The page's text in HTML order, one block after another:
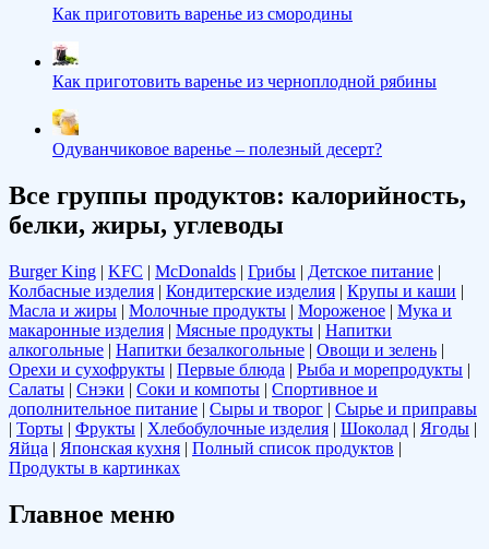
Как приготовить варенье из смородины
Как приготовить варенье из черноплодной рябины
Одуванчиковое варенье – полезный десерт?
Все группы продуктов: калорийность,
белки, жиры, углеводы
Burger King | KFC | McDonalds | Грибы | Детское питание |
Колбасные изделия | Кондитерские изделия | Крупы и каши |
Масла и жиры | Молочные продукты | Мороженое | Мука и
макаронные изделия | Мясные продукты | Напитки
алкогольные | Напитки безалкогольные | Овощи и зелень |
Орехи и сухофрукты | Первые блюда | Рыба и морепродукты |
Салаты | Снэки | Соки и компоты | Спортивное и
дополнительное питание | Сыры и творог | Сырье и приправы
| Торты | Фрукты | Хлебобулочные изделия | Шоколад | Ягоды |
Яйца | Японская кухня | Полный список продуктов |
Продукты в картинках
Главное меню